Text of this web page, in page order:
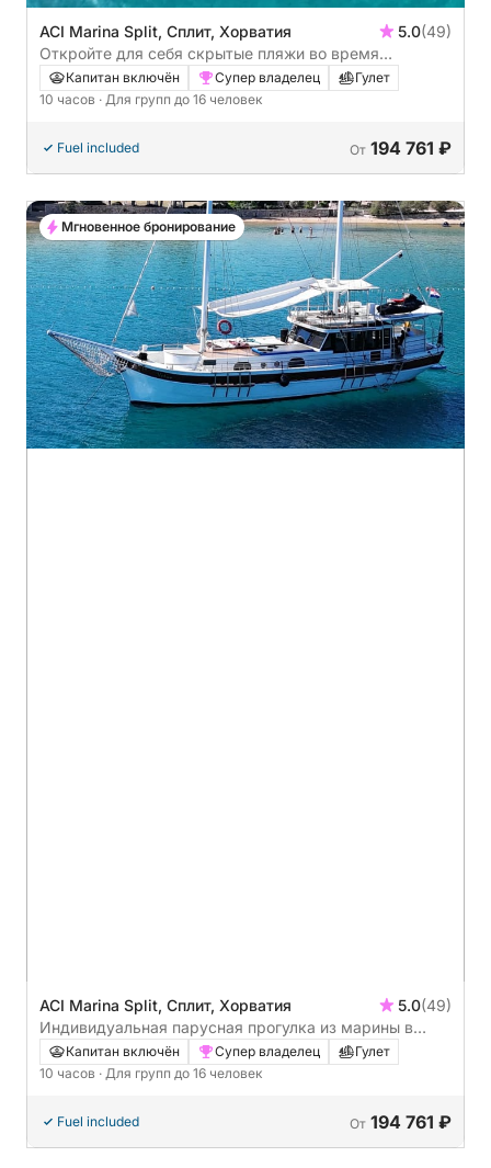
ACI Marina Split, Сплит, Хорватия 5.0(49)
Откройте для себя скрытые пляжи во время
парусного тура из Сплита на остров Шолта
Капитан включён Супер владелец
Гулет
10 часов · Для групп до 16 человек
Fuel included От 194 761 ₽
ACI Marina Split, Сплит, Хорватия 5.0(49)
Индивидуальная парусная прогулка из марины в
Сплите или Подстране на остров Брач.
Капитан включён Супер владелец
Гулет
10 часов · Для групп до 16 человек
Fuel included От 194 761 ₽
Мгновенное бронирование